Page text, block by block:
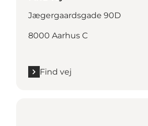
Jægergaardsgade 90D
8000 Aarhus C
Find vej